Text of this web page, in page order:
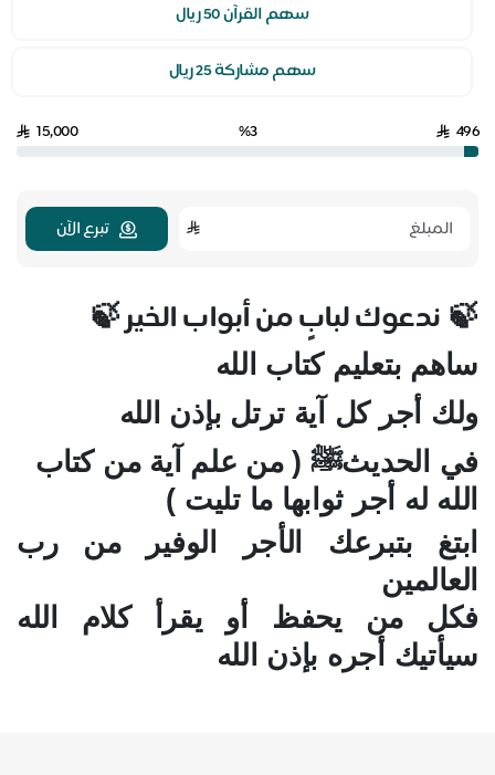
سهم القرآن 50 ريال
سهم مشاركة 25 ريال
496
%3
15,000
تبرع الآن
🍃 ندعوك لبابٍ من أبواب الخير🍃
ساهم بتعليم كتاب الله
ولك أجر كل آية ترتل بإذن الله
في الحديثﷺ ( من علم آية من كتاب
الله له أجر ثوابها ما تليت )
ابتغ بتبرعك الأجر الوفير من رب
العالمين
فكل من يحفظ أو يقرأ كلام الله
سيأتيك أجره بإذن الله